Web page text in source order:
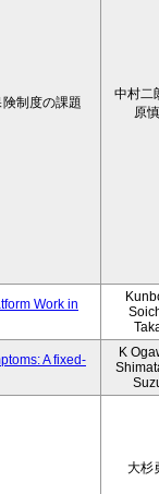
制度の課題
中村二
原
Work in
A fixed-
K
大杉